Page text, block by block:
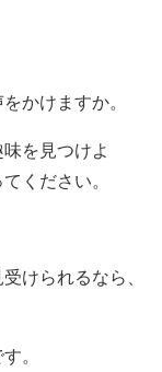
かけますか。
を見つけよ
ください。
けられるなら、
。